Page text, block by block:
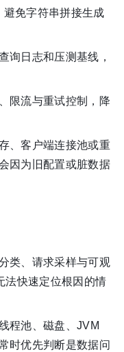
免字符串拼接生成
询日志和压测基线，
限流与重试控制，降
、客户端连接池或重
因为旧配置或脏数据
类、请求采样与可观
法快速定位根因的情
程池、磁盘、JVM
时优先判断是数据问